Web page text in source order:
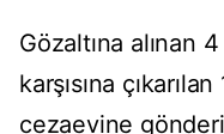
Gözaltına alınan
karşısına
cezaevine